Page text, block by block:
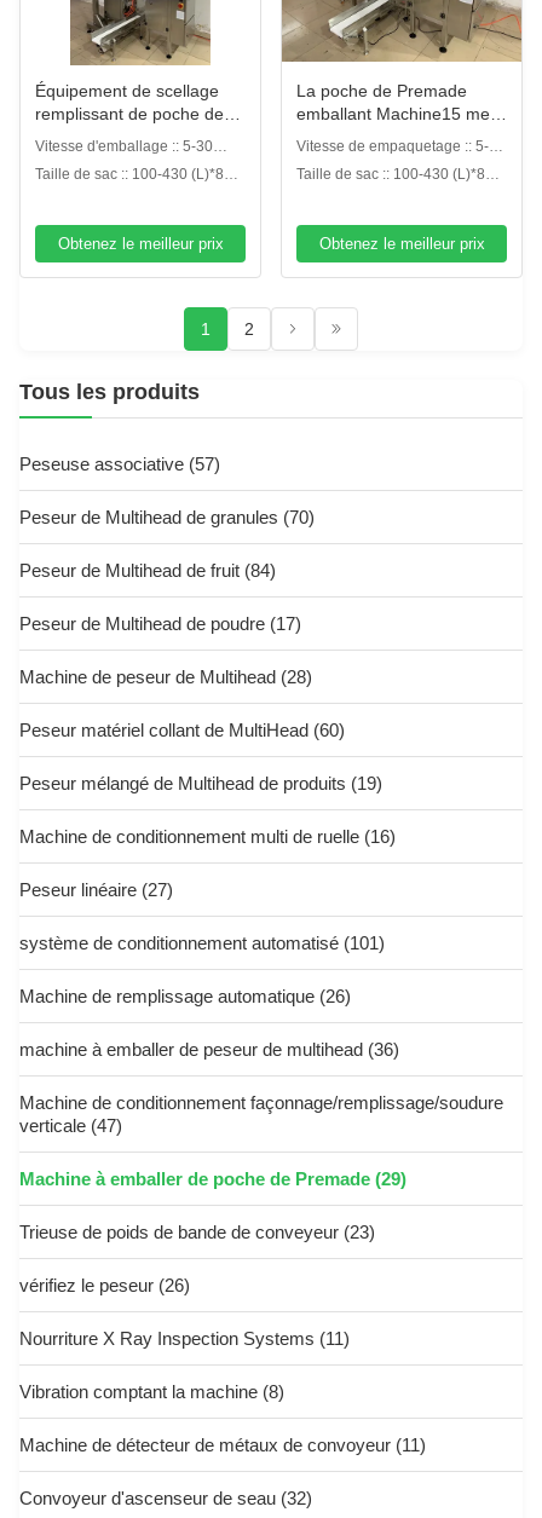
Équipement de scellage
remplissant de poche de
Premade de machine à
emballer de poche de
tirette d'aliment pour
Vitesse d'emballage :: 5-30
sacs de tirette de bpm
Taille de sac :: 100-430 (L)*80-
Obtenez le meilleur prix
La poche de Premade
emballant Machine15 met
en sac/machine Mini
Doypacker de cachetage
remplissage de Min Oil
Vitesse de empaquetage :: 5-30
bpm
Taille de sac :: 100-430 (L)*80-
Obtenez le meilleur prix
1 2
Tous les produits
Peseuse associative (57)
Peseur de Multihead de granules (70)
Peseur de Multihead de fruit (84)
Peseur de Multihead de poudre (17)
Machine de peseur de Multihead (28)
Peseur matériel collant de MultiHead (60)
Peseur mélangé de Multihead de produits (19)
Machine de conditionnement multi de ruelle (16)
Peseur linéaire (27)
système de conditionnement automatisé (101)
Machine de remplissage automatique (26)
machine à emballer de peseur de multihead (36)
Machine de conditionnement façonnage/remplissage/soudure
verticale (47)
Machine à emballer de poche de Premade (29)
Trieuse de poids de bande de conveyeur (23)
vérifiez le peseur (26)
Nourriture X Ray Inspection Systems (11)
Vibration comptant la machine (8)
Machine de détecteur de métaux de convoyeur (11)
Convoyeur d'ascenseur de seau (32)